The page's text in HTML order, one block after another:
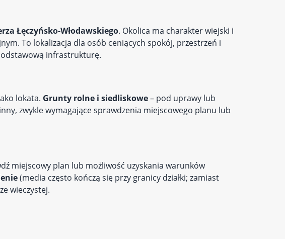
Łęczyńsko-Włodawskiego. Okolica ma charakter wiejski i
To lokalizacja dla osób ceniących spokój, przestrzeń i
infrastrukturę.
lokata. Grunty rolne i siedliskowe– pod uprawy lub
zwykle wymagające sprawdzenia miejscowego planu lub
miejscowy plan lub możliwość uzyskania warunków
(media często kończą się przy granicy działki; zamiast
wieczystej.